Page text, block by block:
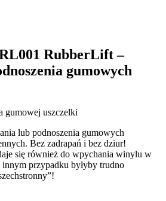
RubberLift –
gumowych
gumowej uszczelki
lub podnoszenia gumowych
Bez zadrapań i bez dziur!
się również do wpychania winylu w
przypadku byłyby trudno